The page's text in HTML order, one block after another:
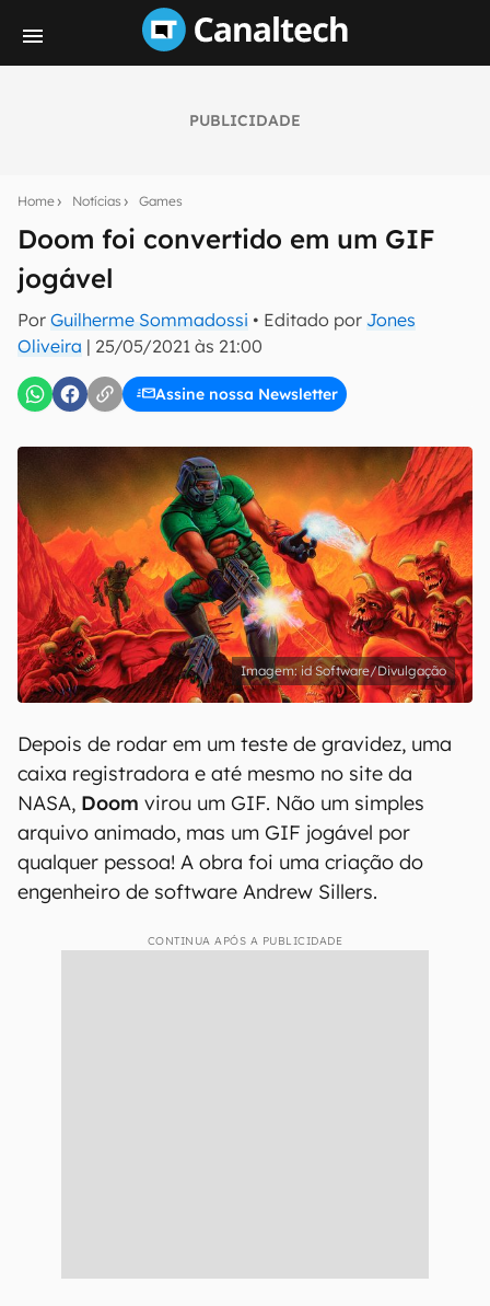
PUBLICIDADE
Home Notícias Games
Doom foi convertido em um GIF
jogável
Por Guilherme Sommadossi • Editado por Jones
Oliveira | 25/05/2021 às 21:00
Assine nossa Newsletter
notícias e reviews sobre tecnologia em primeira
E-mail
Uso e Política de Privacidade do Canaltech.
id Software/Divulgação
Depois de rodar em um teste de gravidez, uma
caixa registradora e até mesmo no site da
NASA, Doom virou um GIF. Não um simples
arquivo animado, mas um GIF jogável por
qualquer pessoa! A obra foi uma criação do
engenheiro de software Andrew Sillers.
CONTINUA APÓS A PUBLICIDADE